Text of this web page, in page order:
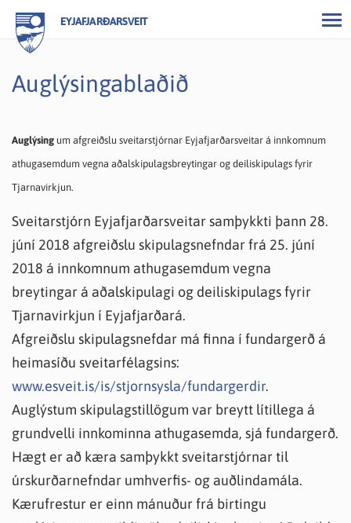
EYJAFJARÐARSVEIT
Auglýsingablaðið
Auglýsing um afgreiðslu sveitarstjórnar Eyjafjarðarsveitar á innkomnum
athugasemdum vegna aðalskipulagsbreytingar og deiliskipulags fyrir
Tjarnavirkjun.
Sveitarstjórn Eyjafjarðarsveitar samþykkti þann 28.
júní 2018 afgreiðslu skipulagsnefndar frá 25. júní
2018 á innkomnum athugasemdum vegna
breytingar á aðalskipulagi og deiliskipulags fyrir
Tjarnavirkjun í Eyjafjarðará.
Afgreiðslu skipulagsnefdar má finna í fundargerð á
heimasíðu sveitarfélagsins:
www.esveit.is/is/stjornsysla/fundargerdir.
Auglýstum skipulagstillögum var breytt lítillega á
grundvelli innkominna athugasemda, sjá fundargerð.
Hægt er að kæra samþykkt sveitarstjórnar til
úrskurðarnefndar umhverfis- og auðlindamála.
Kærufrestur er einn mánuður frá birtingu